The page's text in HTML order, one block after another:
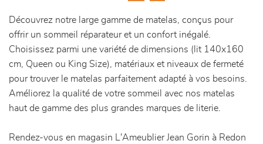
chambres et dressing
literie
décoration
Découvrez notre large gamme de matelas, conçus pour
offrir un sommeil réparateur et un confort inégalé.
Choisissez parmi une variété de dimensions (lit 140x160
cm, Queen ou King Size), matériaux et niveaux de fermeté
pour trouver le matelas parfaitement adapté à vos besoins.
Améliorez la qualité de votre sommeil avec nos matelas
haut de gamme des plus grandes marques de literie.
Rendez-vous en magasin L'Ameublier Jean Gorin à Redon